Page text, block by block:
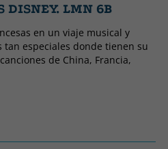
DISNEY. LMN 6B
en un viaje musical y
especiales donde tienen su
de China, Francia,